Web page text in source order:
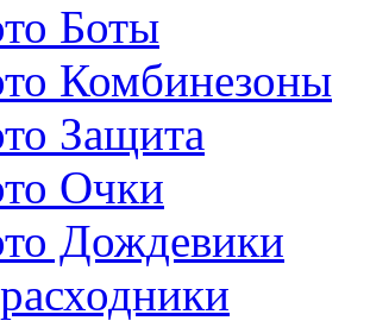
Боты
Комбинезоны
Защита
Очки
Дождевики